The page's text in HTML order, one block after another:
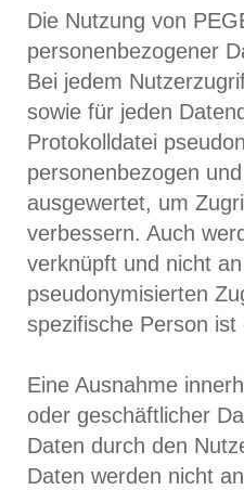
Die Nutzung von
personenbezogener
Bei jedem
sowie für jeden
Protokolldatei
personenbezogen
ausgewertet, um
verbessern. Auch
verknüpft und nicht
pseudonymisierten
spezifische Person
Eine Ausnahme
oder geschäftlicher
Daten durch den
Daten werden nicht